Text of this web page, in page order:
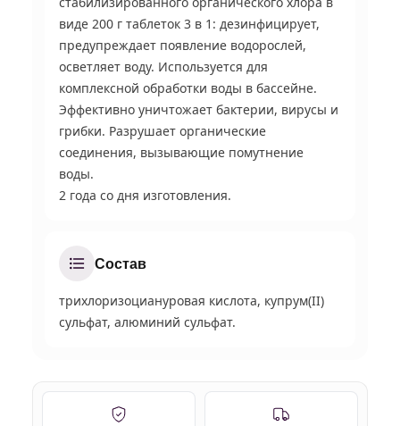
виде 200 г таблеток 3 в 1: дезинфицирует,
предупреждает появление водорослей,
осветляет воду. Используется для
комплексной обработки воды в бассейне.
Эффективно уничтожает бактерии, вирусы и
грибки. Разрушает органические
соединения, вызывающие помутнение
воды.
2 года со дня изготовления.
Состав
трихлоризоциануровая кислота, купрум(II)
сульфат, алюминий сульфат.